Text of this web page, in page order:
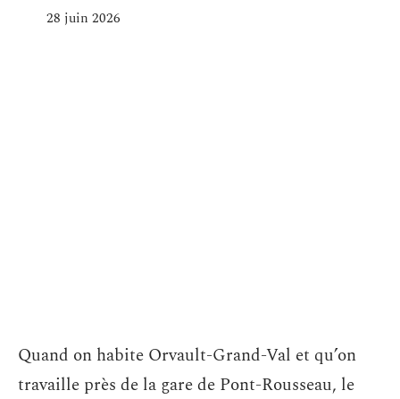
28 juin 2026
Quand on habite Orvault-Grand-Val et qu’on
travaille près de la gare de Pont-Rousseau, le